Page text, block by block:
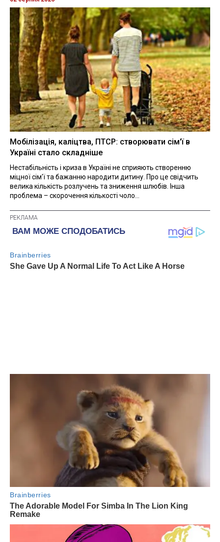
Мобілізація, каліцтва, ПТСР: створювати сім'ї в
Україні стало складніше
Нестабільність і криза в Україні не сприяють створенню
міцної сім'ї та бажанню народити дитину. Про це свідчить
велика кількість розлучень та зниження шлюбів. Інша
проблема – скорочення кількості чоло...